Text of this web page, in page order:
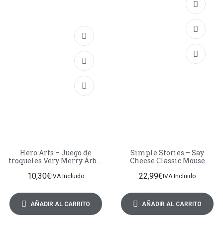
Hero Arts – Juego de
troqueles Very Merry Árbol
10,30€IVA Incluido
AÑADIR AL CARRITO
Simple Stories – Say
Cheese Classic Mouse
Troqueles adornos
22,99€IVA Incluido
AÑADIR AL CARRITO